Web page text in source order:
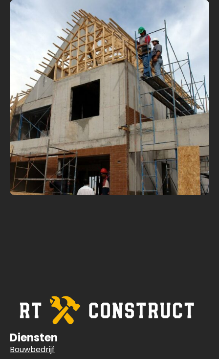
Diensten
Bouwbedrijf